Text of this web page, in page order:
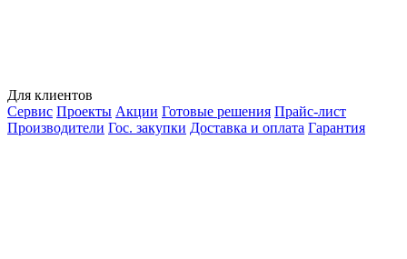
Для клиентов
Сервис Проекты Акции Готовые решения Прайс-лист
Производители Гос. закупки Доставка и оплата Гарантия